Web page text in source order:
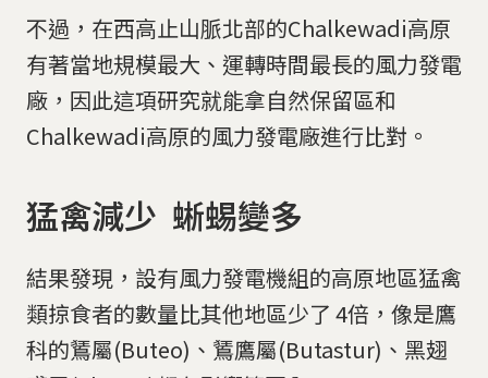
不過，在西高止山脈北部的Chalkewadi高原
有著當地規模最大、運轉時間最長的風力發電
廠，因此這項研究就能拿自然保留區和
Chalkewadi高原的風力發電廠進行比對。
猛禽減少 蜥蜴變多
結果發現，設有風力發電機組的高原地區猛禽
類掠食者的數量比其他地區少了 4倍，像是鷹
科的鵟屬(Buteo)、鵟鷹屬(Butastur)、黑翅